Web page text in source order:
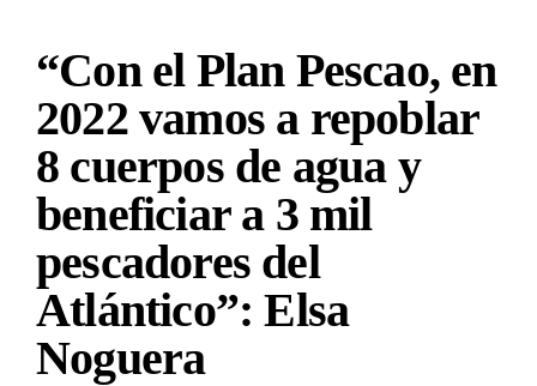
“Con el Plan Pescao, en
2022 vamos a repoblar
8 cuerpos de agua y
beneficiar a 3 mil
pescadores del
Atlántico”: Elsa
Noguera